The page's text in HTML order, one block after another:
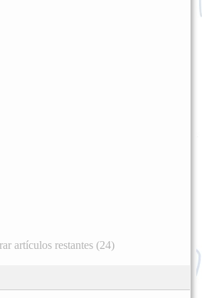
artículos restantes (24)